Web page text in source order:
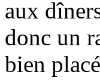
aux
donc un
bien